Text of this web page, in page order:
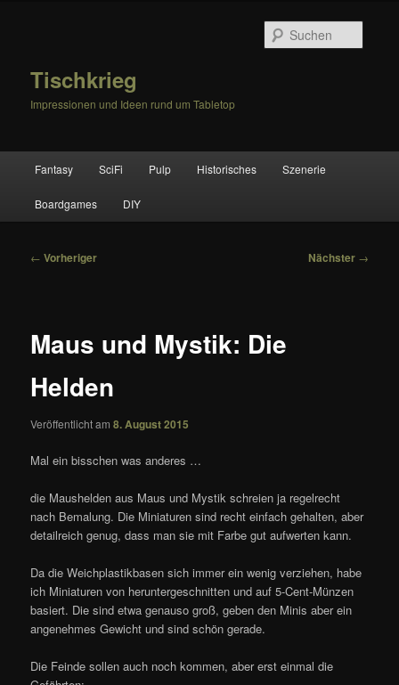
Tischkrieg
Impressionen und Ideen rund um Tabletop
Fantasy SciFi Pulp Historisches Szenerie
Boardgames DIY
Beitragsnavigation
← Vorheriger Nächster →
Maus und Mystik: Die
Helden
Veröffentlicht am8. August 2015
Mal ein bisschen was anderes …
die Maushelden aus Maus und Mystik schreien ja regelrecht
nach Bemalung. Die Miniaturen sind recht einfach gehalten, aber
detailreich genug, dass man sie mit Farbe gut aufwerten kann.
Da die Weichplastikbasen sich immer ein wenig verziehen, habe
ich Miniaturen von heruntergeschnitten und auf 5-Cent-Münzen
basiert. Die sind etwa genauso groß, geben den Minis aber ein
angenehmes Gewicht und sind schön gerade.
Die Feinde sollen auch noch kommen, aber erst einmal die